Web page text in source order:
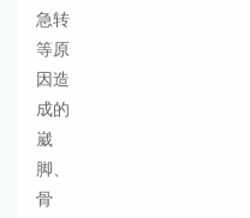
急转
等原
因造
成的
崴
脚、
骨